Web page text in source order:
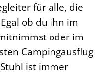
für alle, die
ob du ihn im
oder im
Campingausflug
ist immer